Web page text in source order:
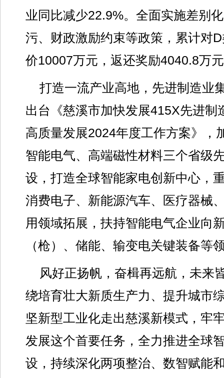
业同比减少22.9%。全面实施差别
污、财政激励约束等政策，累计对
价10007万元，返还奖励4040.8万
打造一流产业高地，先进制造业
出台《慈溪市加快发展415X先进制
高质量发展2024年度工作方案》，
智能电气、高端磁性材料三个省级
设，打造全球智能家电创新中心，
消费电子、新能源汽车、医疗器械
用领域拓展，扶持智能电气企业向
（枪）、储能、输变电关键装备等
风好正扬帆，奋楫再远航，未来
绕培育壮大新质生产力、提升城市
坚新型工业化走出慈溪新模式，牢
发展这个首要任务，全力推进全球
设，持续深化两项整治、数智赋能